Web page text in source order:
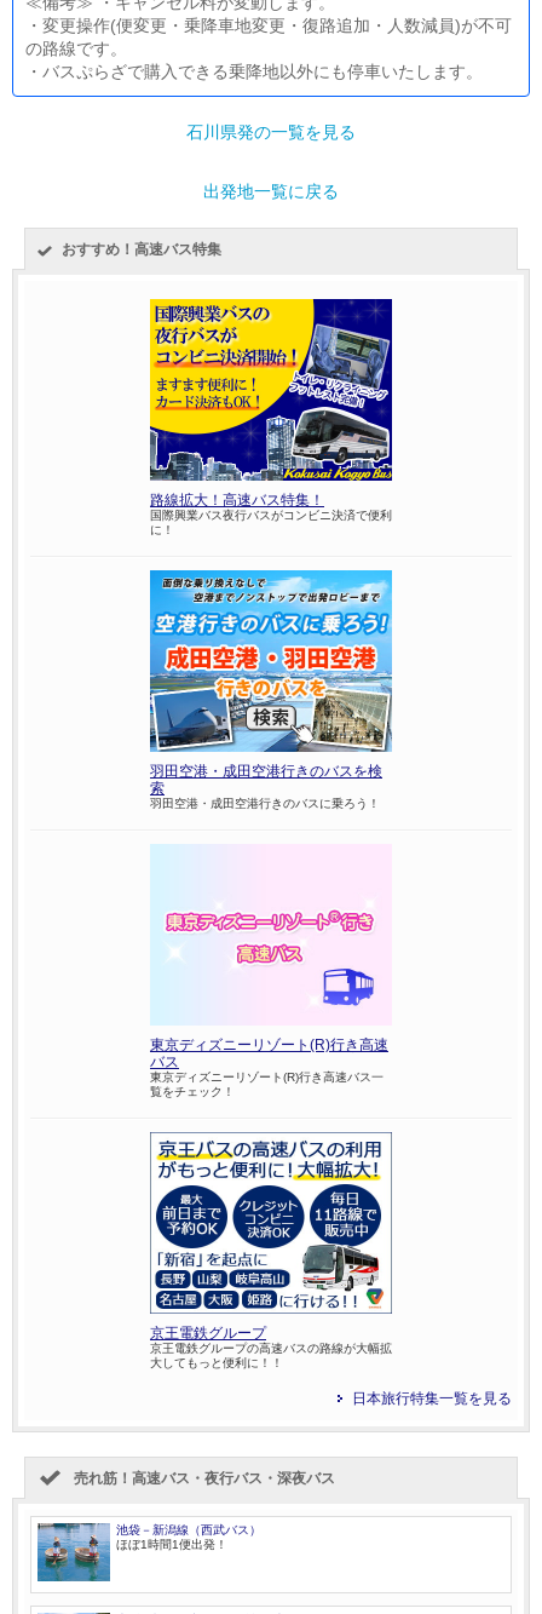
・変更操作(便変更・乗降車地変更・復路追加・人数減員)が不可
の路線です。
・バスぷらざで購入できる乗降地以外にも停車いたします。
石川県発の一覧を見る
出発地一覧に戻る
おすすめ！高速バス特集
路線拡大！高速バス特集！
国際興業バス夜行バスがコンビニ決済で便利
に！
羽田空港・成田空港行きのバスを検
索
羽田空港・成田空港行きのバスに乗ろう！
東京ディズニーリゾート(R)行き高速
バス
東京ディズニーリゾート(R)行き高速バス一
覧をチェック！
京王電鉄グループ
京王電鉄グループの高速バスの路線が大幅拡
大してもっと便利に！！
日本旅行特集一覧を見る
売れ筋！高速バス・夜行バス・深夜バス
池袋－新潟線（西武バス）
ほぼ1時間1便出発！